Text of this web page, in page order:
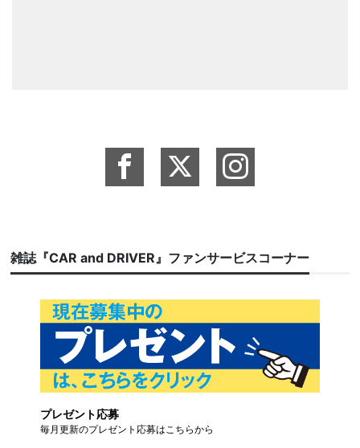
雑誌『CAR and DRIVER』ファンサービスコーナー
プレゼント応募
毎月更新のプレゼント応募はこちらから